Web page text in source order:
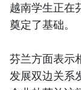
越南学生正在
奠定了基础。
芬兰方面表示
发展双边关系